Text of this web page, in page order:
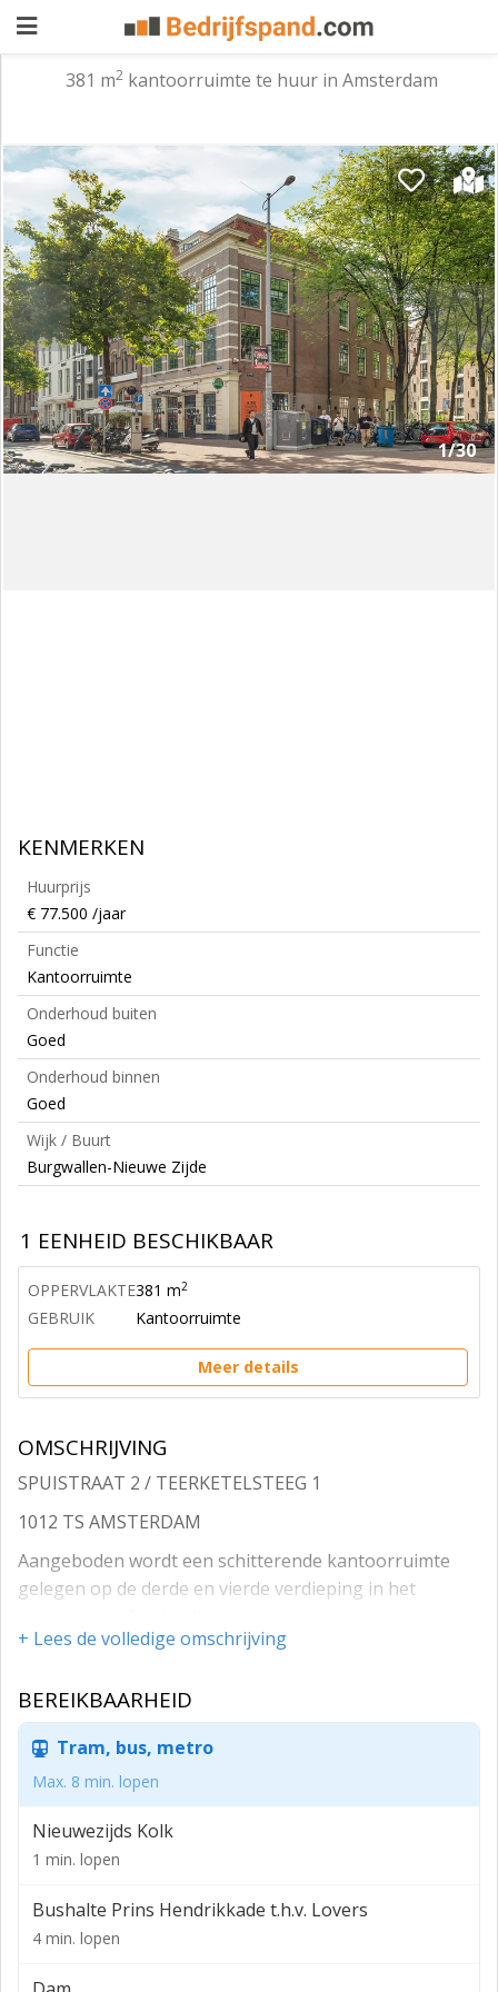
aanbieden
Pand
zoeken
Waarom
adverteren
Premium
adverteren
Blog
Registreren
Login
381 m2kantoorruimte te huur in Amsterdam
1/30
KENMERKEN
Huurprijs
€ 77.500 /jaar
Functie
Kantoorruimte
Onderhoud buiten
Goed
Onderhoud binnen
Goed
Wijk / Buurt
Burgwallen-Nieuwe Zijde
1 EENHEID BESCHIKBAAR
OPPERVLAKTE381 m2
GEBRUIK Kantoorruimte
Meer details
OMSCHRIJVING
SPUISTRAAT 2 / TEERKETELSTEEG 1
1012 TS AMSTERDAM
Aangeboden wordt een schitterende kantoorruimte
gelegen op de derde en vierde verdieping in het
Het object is bereikbaar per lift en heeft een inpandig
Rondom het gehele object zijn ramen waardoor er veel
licht binnen komt.
Entree is gelegen aan de Teerketelsteeg.
Goede bereikbaarheid met het openbaar vervoer;
tramlijnen: 2, 11, 12, 13 en 17 tevens is het Centraal
BESTEMMING
+ Lees de volledige omschrijving
BEREIKBAARHEID
Tram, bus, metro
Max. 8 min. lopen
Nieuwezijds Kolk
1 min. lopen
Bushalte Prins Hendrikkade t.h.v. Lovers
4 min. lopen